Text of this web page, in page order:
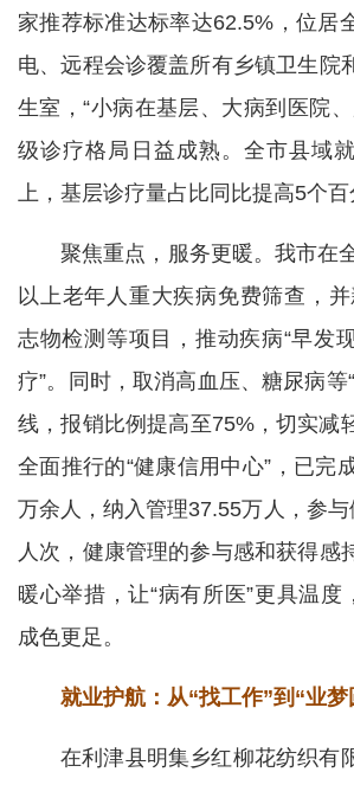
家推荐标准达标率达62.5%，位居
电、远程会诊覆盖所有乡镇卫生院
生室，“小病在基层、大病到医院
级诊疗格局日益成熟。全市县域
上，基层诊疗量占比同比提高5个百
聚焦重点，服务更暖。我市在
以上老年人重大疾病免费筛查，
志物检测等项目，推动疾病“早发
疗”。同时，取消高血压、糖尿病等
线，报销比例提高至75%，切实减
全面推行的“健康信用中心”，已完
万余人，纳入管理37.55万人，参
人次，健康管理的参与感和获得感
暖心举措，让“病有所医”更具温度
成色更足。
就业护航：从“找工作”到“业
在利津县明集乡红柳花纺织有